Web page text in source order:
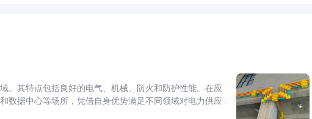
。其特点包括良好的电气、机械、防火和防护性能。在应
数据中心等场所，凭借自身优势满足不同领域对电力供应